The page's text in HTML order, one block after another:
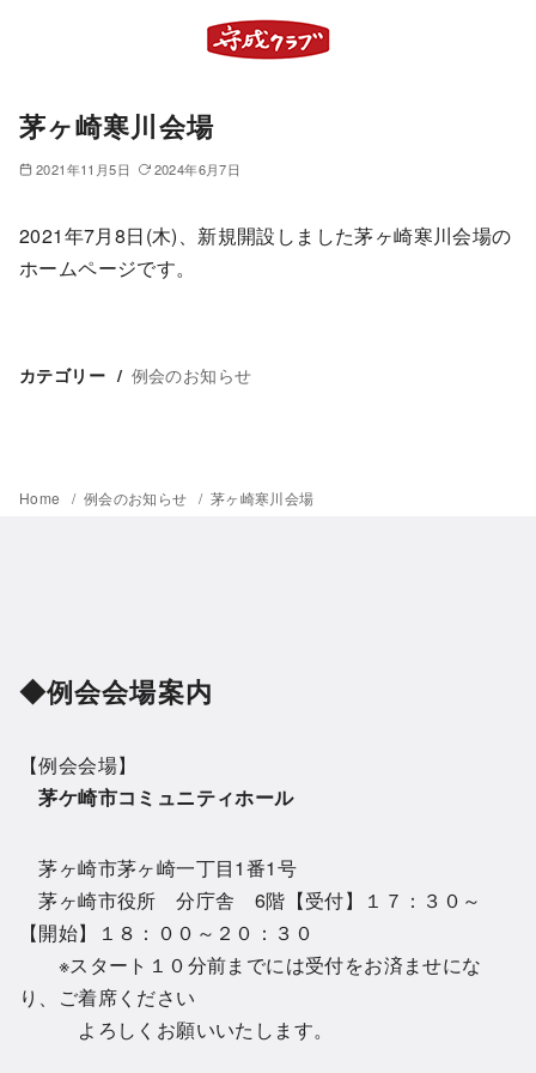
茅ヶ崎寒川会場
2021年11月5日 2024年6月7日
2021年7月8日(木)、新規開設しました茅ヶ崎寒川会場の
ホームページです。
カテゴリー 例会のお知らせ
Home 例会のお知らせ 茅ヶ崎寒川会場
◆例会会場案内
【例会会場】
茅ケ崎市コミュニティホール
茅ヶ崎市茅ヶ崎一丁目1番1号
茅ヶ崎市役所 分庁舎 6階【受付】１７：３０～
【開始】１８：００～２０：３０
※スタート１０分前までには受付をお済ませにな
り、ご着席ください
よろしくお願いいたします。